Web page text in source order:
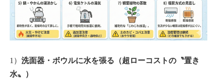
1） 洗面器・ボウルに水を張る（超ローコストの〝置き
水〟）